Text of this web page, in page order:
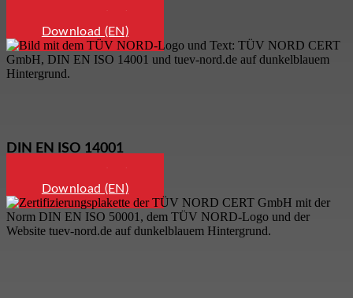
Download (EN)
DIN EN ISO 14001
Download (EN)